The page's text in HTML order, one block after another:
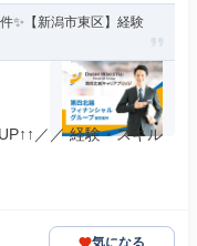
✨️【新潟市東区】経験
／／ 経験・スキル
気になる